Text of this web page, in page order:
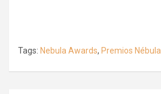
Tags: Nebula Awards, Premios Nébula